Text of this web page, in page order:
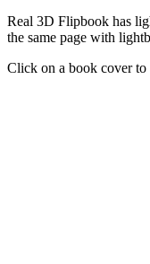
Real 3D Flipbook has
the same page with
Click on a book cover to